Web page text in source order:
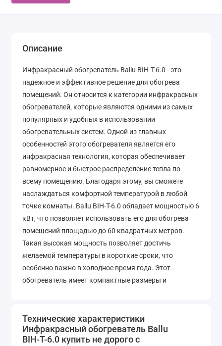
Описание
Инфракрасный обогреватель Ballu BIH-T-6.0 - это
надежное и эффективное решение для обогрева
помещений. Он относится к категории инфракрасных
обогревателей, которые являются одними из самых
популярных и удобных в использовании
обогревательных систем. Одной из главных
особенностей этого обогревателя является его
инфракрасная технология, которая обеспечивает
равномерное и быстрое распределение тепла по
всему помещению. Благодаря этому, вы сможете
наслаждаться комфортной температурой в любой
точке комнаты. Ballu BIH-T-6.0 обладает мощностью 6
кВт, что позволяет использовать его для обогрева
помещений площадью до 60 квадратных метров.
Такая высокая мощность позволяет достичь
желаемой температуры в короткие сроки, что
особенно важно в холодное время года. Этот
обогреватель имеет компактные размеры и
стену или потолок, что позволит сэкономить место в
помещении. Ballu BIH-T-6.0 оснащен удобным пультом
дистанционного управления, который позволяет вам
Технические характеристики
Инфракрасный обогреватель Ballu
BIH-T-6.0 купить не дорого с